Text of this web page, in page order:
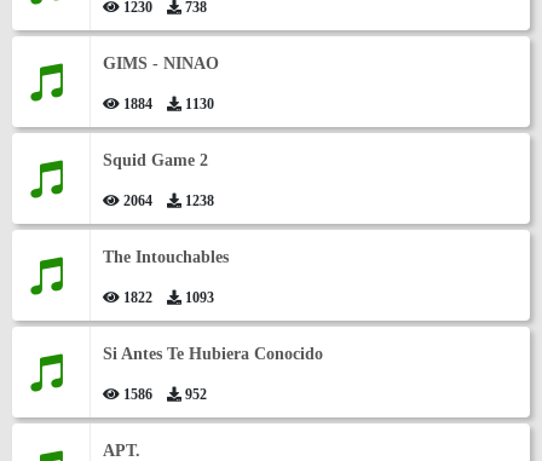
1230 738
GIMS - NINAO
1884 1130
Squid Game 2
2064 1238
The Intouchables
1822 1093
Si Antes Te Hubiera Conocido
1586 952
APT.